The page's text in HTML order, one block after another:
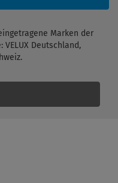
Marken der
Deutschland,